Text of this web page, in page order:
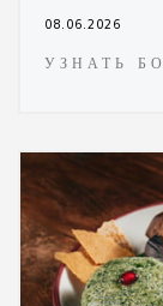
08.06.2026
УЗНАТЬ